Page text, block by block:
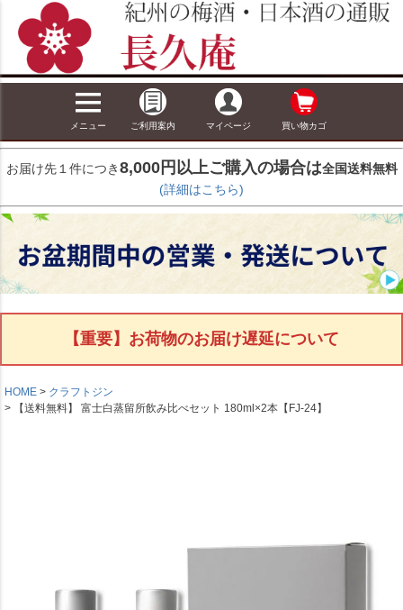
メニュー ご利用案内 マイページ 買い物カゴ
お届け先１件につき8,000円以上ご購入の場合は全国送料無料
(詳細はこちら)
【重要】お荷物のお届け遅延について
HOME
クラフトジン
【送料無料】 富士白蒸留所飲み比べセット 180ml×2本【FJ-24】